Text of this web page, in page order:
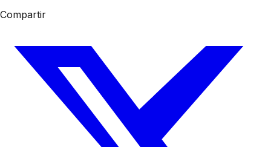
Compartir